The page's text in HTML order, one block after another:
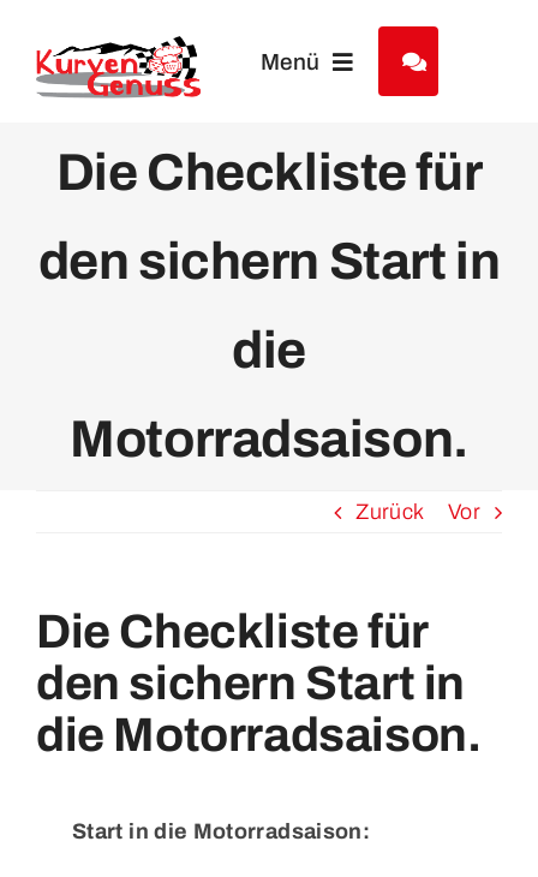
Inhalt
springen
Menü
Kundenmeinungen
Die Checkliste für
den sichern Start in
die
Motorradsaison.
Zurück Vor
Die Checkliste für
den sichern Start in
die Motorradsaison.
Start in die Motorradsaison: